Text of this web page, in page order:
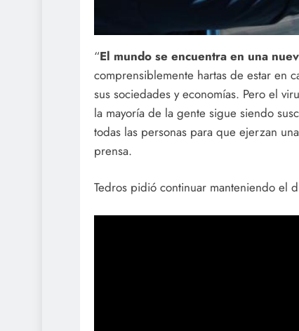
“El mundo se encuentra en una
comprensiblemente hartas de estar en
sus sociedades y economías. Pero el
la mayoría de la gente sigue siendo
todas las personas para que ejerzan
prensa.
Tedros pidió continuar manteniendo el